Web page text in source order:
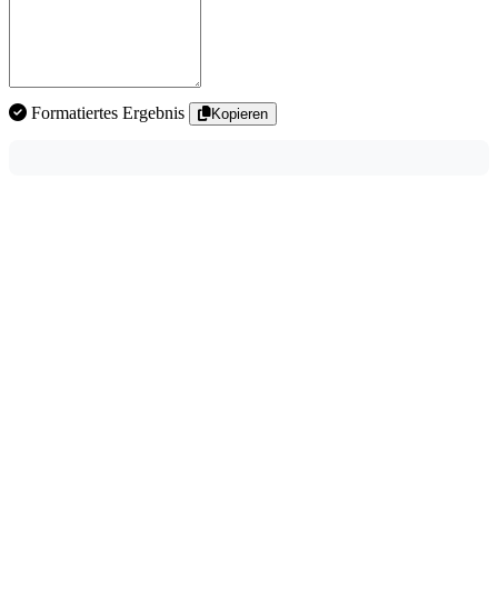
Formatiertes Ergebnis Kopieren